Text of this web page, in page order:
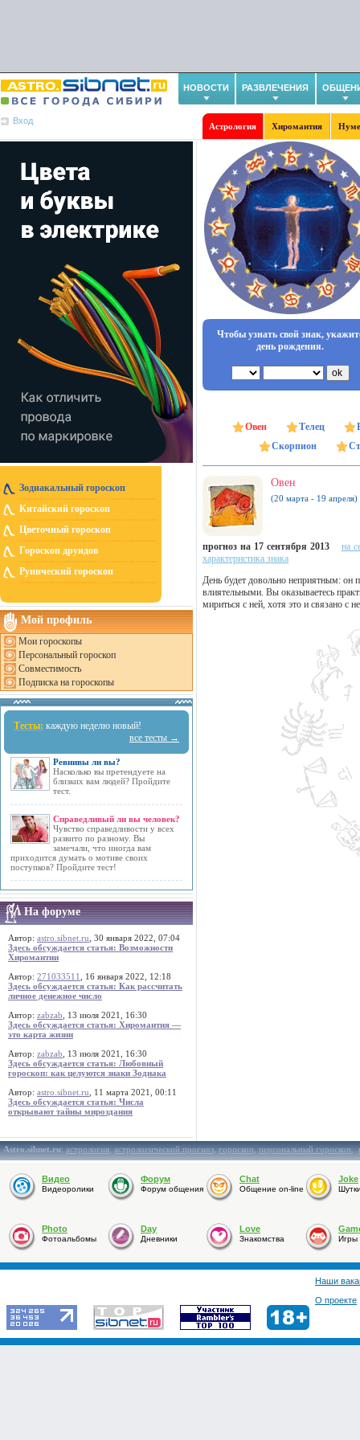
НОВОСТИ РАЗВЛЕЧЕНИЯ
Вход
Астрология Хиромантия
Зодиакальный гороскоп
Китайский гороскоп
Цветочный гороскоп
Гороскоп друидов
Рунический гороскоп
Мой профиль
Мои гороскопы
Персональный гороскоп
Совместимость
Подписка на гороскопы
Тесты: каждую неделю новый!
все тесты →
Ревнивы ли вы?
Насколько вы претендуете на
близких вам людей? Пройдите
тест.
Справедливый ли вы человек?
Чувство справедливости у всех
развито по разному. Вы
замечали, что иногда вам
приходится думать о мотиве своих
поступков? Пройдите тест!
На форуме
Автор: astro.sibnet.ru , 30 января 2022, 07:04
Здесь обсуждается статья: Возможности
Хиромантии
Автор: 271033511
, 16 января 2022, 12:18
Здесь обсуждается статья: Как рассчитать
личное денежное число
Автор: zabzab , 13 июля 2021, 16:30
Здесь обсуждается статья: Хиромантия —
это карта жизни
Автор: zabzab , 13 июля 2021, 16:30
Здесь обсуждается статья: Любовный
гороскоп: как целуются знаки Зодиака
Автор: astro.sibnet.ru , 11 марта 2021, 00:11
Здесь обсуждается статья: Числа
открывают тайны мироздания
Чтобы узнать свой знак,
день рождения.
Овен Телец
Скорпион
Овен
(20 марта - 19 апреля)
прогноз на 17 сентября 2013
на
характеристика знака
День будет довольно неприятным:
влиятельными. Вы оказываетесь
мириться с ней, хотя это и связано с
Astro.sibnet.ru:астрология,астрологический прогноз,гороскоп,персональный гороскоп,
Видео
Видеоролики
Форум
Форум общения
Chat
Общение on-line
Joke
Photo
Фотоальбомы
Day
Дневники
Love
Знакомства Игры
Наши
О проекте